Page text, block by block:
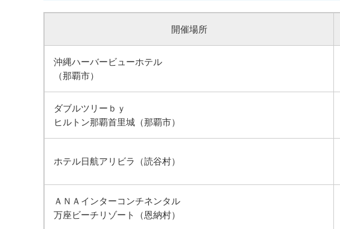
開催場所
沖縄ハーバービューホテル
（那覇市）
ダブルツリーｂｙ
ヒルトン那覇首里城（那覇市）
ホテル日航アリビラ（読谷村）
ＡＮＡインターコンチネンタル
万座ビーチリゾート（恩納村）